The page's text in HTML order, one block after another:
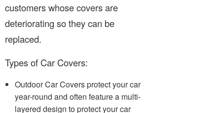
customers whose covers are
deteriorating so they can be
replaced.
Types of Car Covers:
Outdoor Car Covers protect your car
year-round and often feature a multi-
layered design to protect your car